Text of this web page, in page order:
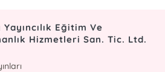
Eğitim Ve
Hizmetleri San. Tic. Ltd.